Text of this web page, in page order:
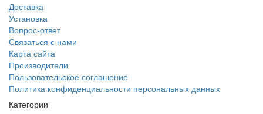
Доставка
Установка
Вопрос-ответ
Связаться с нами
Карта сайта
Производители
Пользовательское соглашение
Политика конфиденциальности персональных данных
Категории